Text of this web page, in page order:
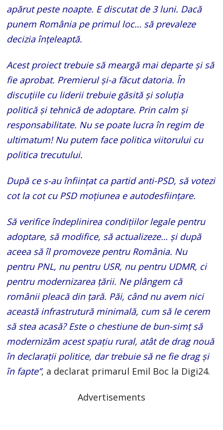
apărut peste noapte. E discutat de 3 luni. Dacă
punem România pe primul loc… să prevaleze
decizia înțeleaptă.
Acest proiect trebuie să meargă mai departe și să
fie aprobat. Premierul și-a făcut datoria. În
discuțiile cu liderii trebuie găsită și soluția
politică și tehnică de adoptare. Prin calm și
responsabilitate. Nu se poate lucra în regim de
ultimatum! Nu putem face politica viitorului cu
politica trecutului.
După ce s-au înființat ca partid anti-PSD, să votezi
cot la cot cu PSD moțiunea e autodesființare.
Să verifice îndeplinirea condițiilor legale pentru
adoptare, să modifice, să actualizeze… și după
aceea să îl promoveze pentru România. Nu
pentru PNL, nu pentru USR, nu pentru UDMR, ci
pentru modernizarea țării. Ne plângem că
românii pleacă din țară. Păi, când nu avem nici
această infrastrutură minimală, cum să le cerem
să stea acasă? Este o chestiune de bun-simț să
modernizăm acest spațiu rural, atât de drag nouă
în declarații politice, dar trebuie să ne fie drag și
în fapte”, a declarat primarul Emil Boc la Digi24.
Advertisements